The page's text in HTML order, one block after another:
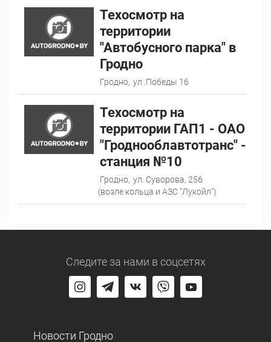
Техосмотр на
территории
"Автобусного парка" в
Гродно
Гродно, ул .Победы 16
Техосмотр на
территории ГАП1 - ОАО
"Гроднооблавтотранс" -
станция №10
Гродно, ул. Суворова, 256
(возле кольца и АЗС "Лукойл")
Следите за нами в соцсетях
Новости Гродно